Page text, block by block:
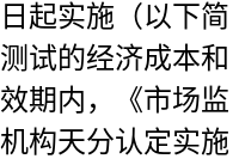
起实施（以下简
试的经济成本和
期内，《市场监
构天分认定实施